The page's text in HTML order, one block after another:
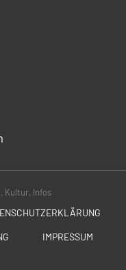
Kultur, Infos
IMPRESSUM